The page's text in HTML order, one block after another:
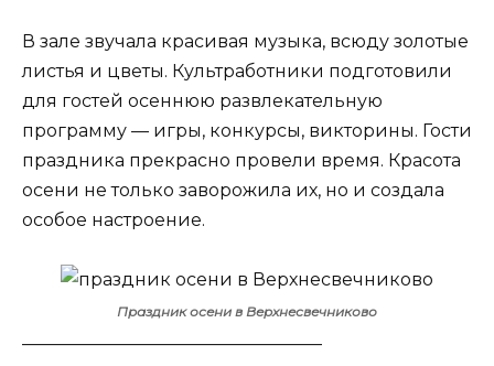
В зале звучала красивая музыка, всюду золотые
листья и цветы. Культработники подготовили
для гостей осеннюю развлекательную
программу — игры, конкурсы, викторины. Гости
праздника прекрасно провели время. Красота
осени не только заворожила их, но и создала
особое настроение.
Праздник осени в Верхнесвечниково